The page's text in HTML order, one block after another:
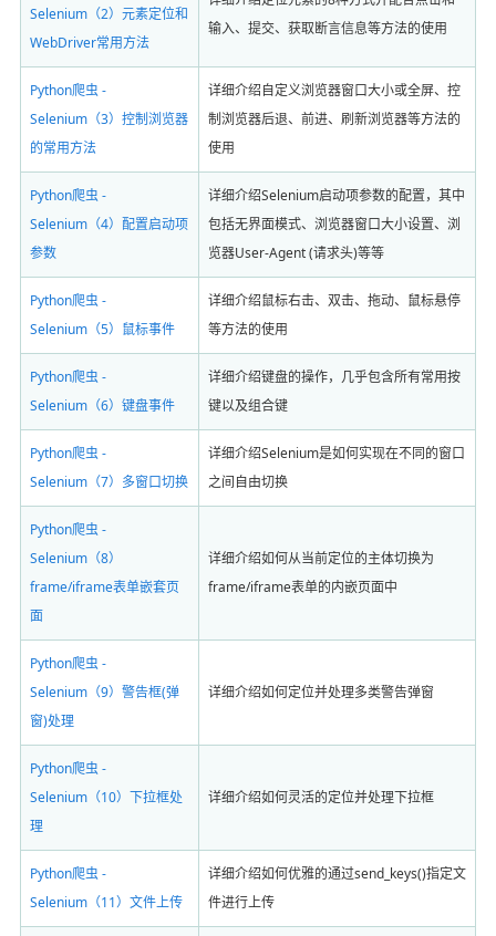
Selenium（2）元素定位和
WebDriver常用方法
输入、提交、获取断言信息等方法的使用
Python爬虫 -
Selenium（3）控制浏览器
的常用方法
详细介绍自定义浏览器窗口大小或全屏、控
制浏览器后退、前进、刷新浏览器等方法的
使用
Python爬虫 -
Selenium（4）配置启动项
参数
详细介绍Selenium启动项参数的配置，其中
包括无界面模式、浏览器窗口大小设置、浏
览器User-Agent (请求头)等等
Python爬虫 -
Selenium（5）鼠标事件
详细介绍鼠标右击、双击、拖动、鼠标悬停
等方法的使用
Python爬虫 -
Selenium（6）键盘事件
详细介绍键盘的操作，几乎包含所有常用按
键以及组合键
Python爬虫 -
Selenium（7）多窗口切换
详细介绍Selenium是如何实现在不同的窗口
之间自由切换
Python爬虫 -
Selenium（8）
frame/iframe表单嵌套页
面
详细介绍如何从当前定位的主体切换为
frame/iframe表单的内嵌页面中
Python爬虫 -
Selenium（9）警告框(弹
窗)处理
详细介绍如何定位并处理多类警告弹窗
Python爬虫 -
Selenium（10）下拉框处
理
详细介绍如何灵活的定位并处理下拉框
Python爬虫 -
Selenium（11）文件上传
详细介绍如何优雅的通过send_keys()指定文
件进行上传